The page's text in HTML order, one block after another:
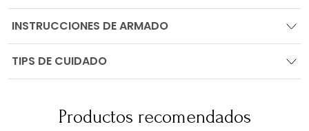
INSTRUCCIONES DE ARMADO
TIPS DE CUIDADO
Productos recomendados